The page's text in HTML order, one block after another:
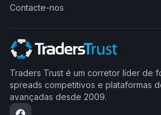
Contacte-nos
Traders Trust é um corretor líder de
spreads competitivos e plataformas
avançadas desde 2009.